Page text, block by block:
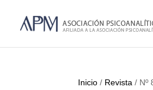
Inicio / Revista / Nº